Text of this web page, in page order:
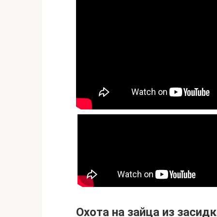
Охота на зайца из